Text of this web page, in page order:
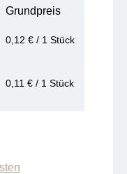
Grundpreis
0,12 € / 1 Stück
0,11 € / 1 Stück